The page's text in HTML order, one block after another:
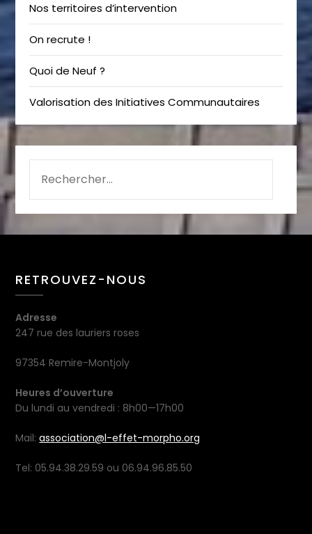
Nos territoires d’intervention
On recrute !
Quoi de Neuf ?
Valorisation des Initiatives Communautaires
RETROUVEZ-NOUS
Adresse
247 rue des lauriers roses
97354 Remire-Montjoly
Heures d’ouverture
Du lundi au vendredi : 8h00—17h00
Mail:association@l-effet-morpho.org
Tel: 05.94.38.29.59 ou 06.94.96.85.50